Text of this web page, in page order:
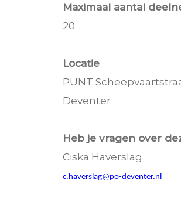
Maximaal aantal
20
Locatie
PUNT
Deventer
Heb je vragen over
Ciska Haverslag
c.haverslag@po-deventer.nl